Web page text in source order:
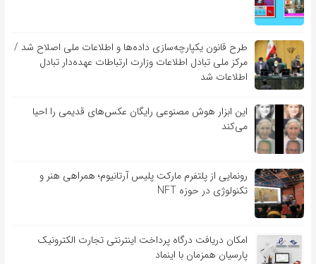
طرح قانون یکپارچه‌سازی داده‌ها و اطلاعات ملی اصلاح شد /
مرکز ملی تبادل اطلاعات وزارت ارتباطات عهده‌دار تبادل
اطلاعات شد
این ابزار هوش مصنوعی رایگان عکس‌های قدیمی را احیا
می‌کند
رونمایی از پلتفرم مارکت پلیس آرتانیوم؛ همراهی هنر و
تکنولوژی در حوزه NFT
امکان دریافت درگاه پرداخت اینترنتی تجارت الکترونیک
پارسیان همزمان با اینماد